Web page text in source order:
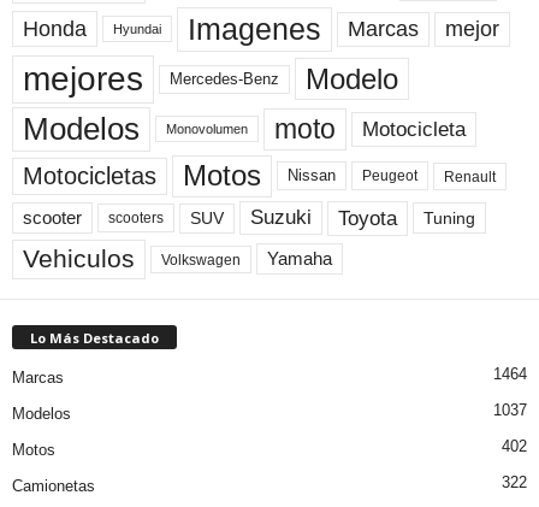
Honda Hyundai Imagenes Marcas mejor
mejores Mercedes-Benz Modelo
Modelos Monovolumen moto Motocicleta
Motocicletas Motos Nissan Peugeot Renault
scooter scooters SUV Suzuki Toyota Tuning
Vehiculos Volkswagen Yamaha
Lo Más Destacado
Marcas 1464
Modelos 1037
Motos 402
Camionetas 322